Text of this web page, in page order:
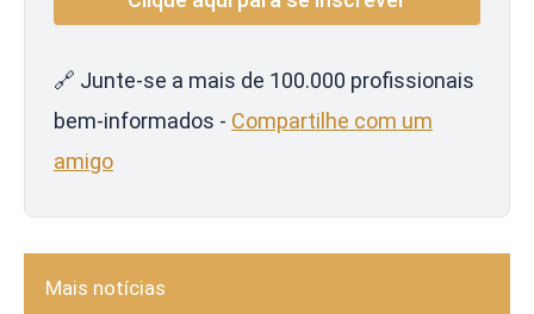
🔗 Junte-se a mais de 100.000 profissionais
bem-informados - Compartilhe com um
amigo
Mais notícias